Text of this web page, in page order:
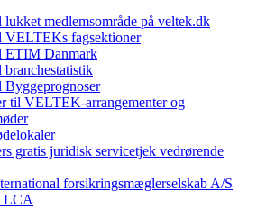
medlemsområde på veltek.dk
VELTEKs fagsektioner
ETIM Danmark
Byggeprognoser
til VELTEK-arrangementer og
gratis juridisk servicetjek vedrørende
forsikringsmæglerselskab A/S
LCA